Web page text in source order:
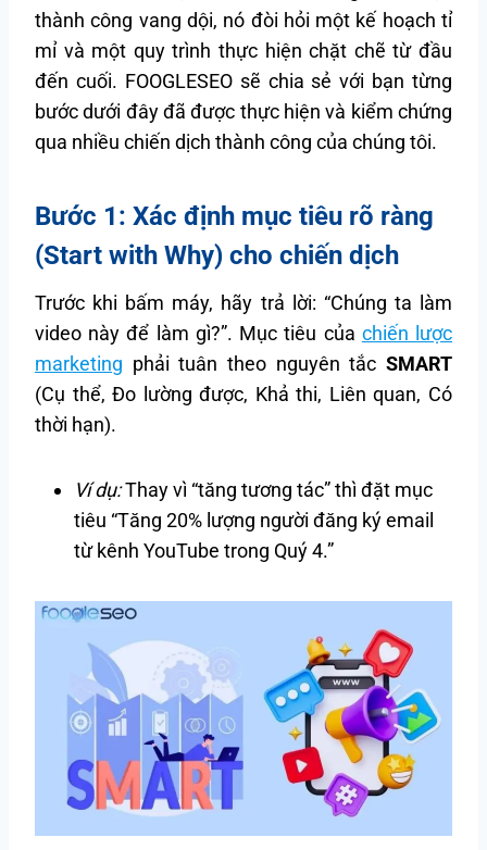
thành công vang dội, nó đòi hỏi một kế hoạch tỉ
mỉ và một quy trình thực hiện chặt chẽ từ đầu
đến cuối. FOOGLESEO sẽ chia sẻ với bạn từng
bước dưới đây đã được thực hiện và kiểm chứng
qua nhiều chiến dịch thành công của chúng tôi.
Bước 1: Xác định mục tiêu rõ ràng
(Start with Why) cho chiến dịch
Trước khi bấm máy, hãy trả lời: “Chúng ta làm
video này để làm gì?”. Mục tiêu của chiến lược
marketing phải tuân theo nguyên tắc SMART
(Cụ thể, Đo lường được, Khả thi, Liên quan, Có
thời hạn).
Ví dụ:Thay vì “tăng tương tác” thì đặt mục
tiêu “Tăng 20% lượng người đăng ký email
từ kênh YouTube trong Quý 4.”